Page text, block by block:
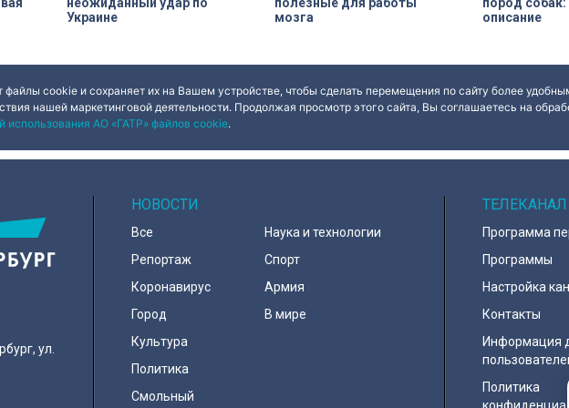
Украине
мозга
описание
cookie и сохраняет их на Вашем устройстве, чтобы сделать перемещения по сайту более
нашей маркетинговой деятельности. Продолжая просмотр этого сайта, Вы соглашаетесь на
использования АО «ГАТР» файлов cookie.
ул.
НОВОСТИ
Все
Репортаж
Коронавирус
Город
Культура
Политика
Смольный
Наука и технологии
Спорт
Армия
В мире
ТЕЛЕКАНАЛ
Программа
Программы
Настройка
Контакты
Информация
Политика